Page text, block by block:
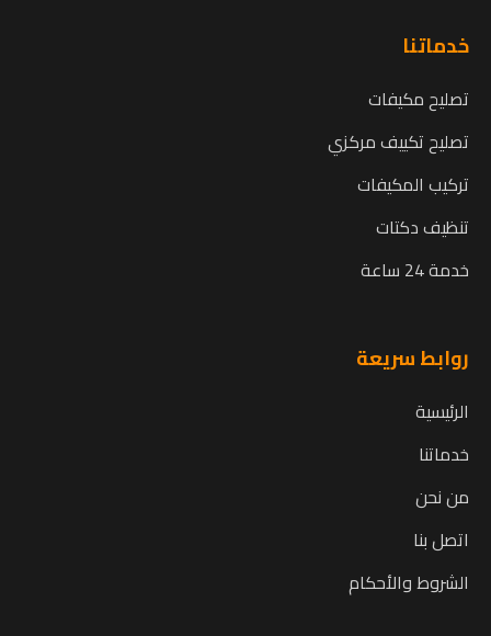
خدماتنا
تصليح مكيفات
تصليح تكييف مركزي
تركيب المكيفات
تنظيف دكتات
خدمة 24 ساعة
روابط سريعة
الرئيسية
خدماتنا
من نحن
اتصل بنا
الشروط والأحكام